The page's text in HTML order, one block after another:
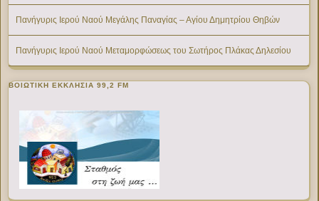
Πανήγυρις Ιερού Ναού Μεγάλης Παναγίας – Αγίου Δημητρίου Θηβών
Πανήγυρις Ιερού Ναού Μεταμορφώσεως του Σωτήρος Πλάκας Δηλεσίου
ΒΟΙΩΤΙΚΉ ΕΚΚΛΗΣΊΑ 99,2 FM